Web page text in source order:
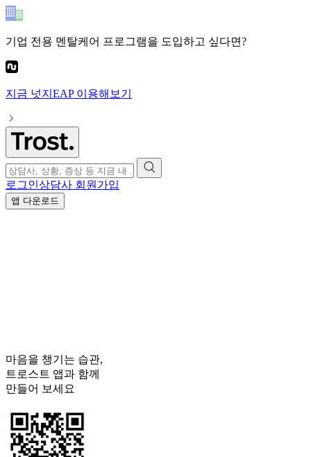
기업 전용 멘탈케어 프로그램을 도입하고 싶다면?
지금 넛지EAP이용해보기
로그인상담사 회원가입
앱 다운로드
마음을 챙기는 습관,
트로스트 앱과 함께
만들어 보세요